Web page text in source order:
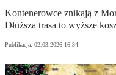
Kontenerowce znikają z
Dłuższa trasa to wyższe
Publikacja: 02.03.2026 16:34